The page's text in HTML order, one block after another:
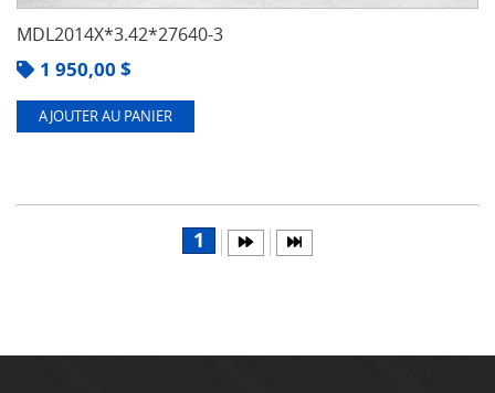
MDL2014X*3.42*27640-3
1 950,00 $
AJOUTER AU PANIER
1